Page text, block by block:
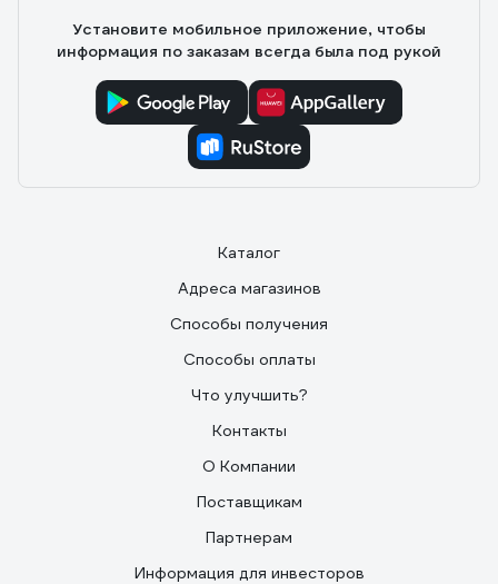
Установите мобильное приложение, чтобы
информация по заказам всегда была под рукой
Каталог
Адреса магазинов
Способы получения
Способы оплаты
Что улучшить?
Контакты
О Компании
Поставщикам
Партнерам
Информация для инвесторов